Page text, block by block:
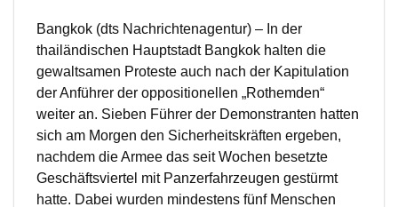
Bangkok (dts Nachrichtenagentur) – In der
thailändischen Hauptstadt Bangkok halten die
gewaltsamen Proteste auch nach der Kapitulation
der Anführer der oppositionellen „Rothemden“
weiter an. Sieben Führer der Demonstranten hatten
sich am Morgen den Sicherheitskräften ergeben,
nachdem die Armee das seit Wochen besetzte
Geschäftsviertel mit Panzerfahrzeugen gestürmt
hatte. Dabei wurden mindestens fünf Menschen